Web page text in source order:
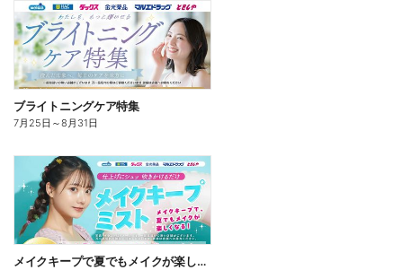
ブライトニングケア特集
7月25日 ～8月31日
メイクキープで夏でもメイクが楽しくなる!